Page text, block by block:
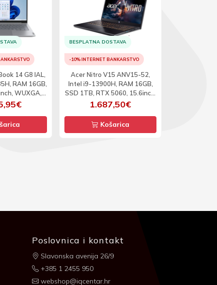
14 G8 IAL,
RAM 16GB,
WUXGA,
BESPLATNA DOSTAVA
-10% INTERNET BANKARSTVO
Acer Nitro V15 ANV15-52,
Intel i9-13900H, RAM 16GB,
SSD 1TB, RTX 5060, 15.6inch,
FHD, 165Hz, DOS
1.687,50€
Košarica
Poslovnica i kontakt
Slavonska avenija 26/9
+385 1 2455 950
webshop@iqcentar.hr